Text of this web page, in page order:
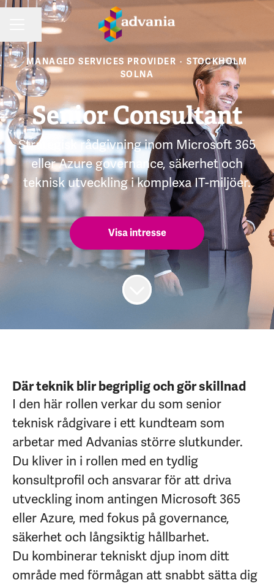
KARRIÄRMENY
Dela sidan
MANAGED SERVICES PROVIDER · STOCKHOLM
SOLNA
Senior Consultant
Strategisk rådgivning inom Microsoft 365
eller Azure governance, säkerhet och
teknisk utveckling i komplexa IT-miljöer.
Visa intresse
Där teknik blir begriplig och gör skillnad
I den här rollen verkar du som senior
teknisk rådgivare i ett kundteam som
arbetar med Advanias större slutkunder.
Du kliver in i rollen med en tydlig
konsultprofil och ansvarar för att driva
utveckling inom antingen Microsoft 365
eller Azure, med fokus på governance,
säkerhet och långsiktig hållbarhet.
Du kombinerar tekniskt djup inom ditt
område med förmågan att snabbt sätta dig